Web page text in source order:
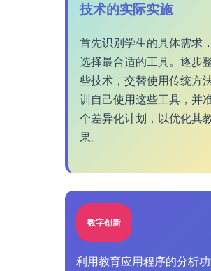
技术的实际实施
首先识别学生的具体需求
选择最合适的工具。逐步
些技术，交替使用传统方
训自己使用这些工具，并
个差异化计划，以优化其
果。
数字创新
利用教育应用程序的分析功